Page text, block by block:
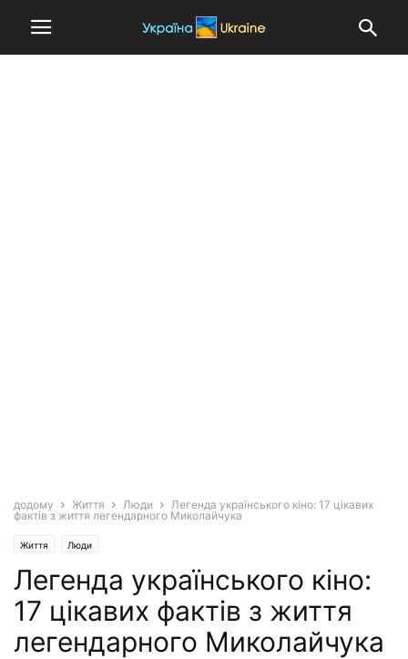
додому Життя Люди
Легенда українського кіно: 17 цікавих
фактів з життя легендарного Миколайчука
Життя Люди
Легенда українського кіно:
17 цікавих фактів з життя
легендарного Миколайчука